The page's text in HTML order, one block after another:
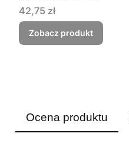
Cena
42,75 zł
Zobacz produkt
Ocena produktu